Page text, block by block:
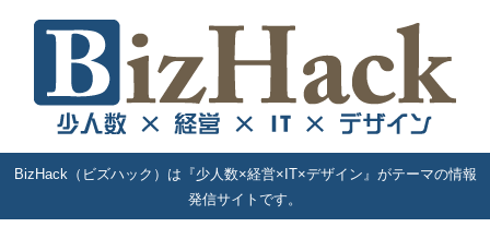
BizHack（ビズハック）は『少人数×経営×IT×デザイン』がテーマの情報
発信サイトです。